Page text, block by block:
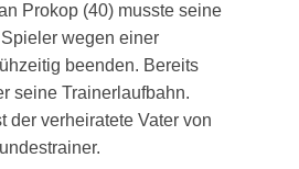
Prokop (40) musste seine
wegen einer
beenden. Bereits
seine Trainerlaufbahn.
der verheiratete Vater von